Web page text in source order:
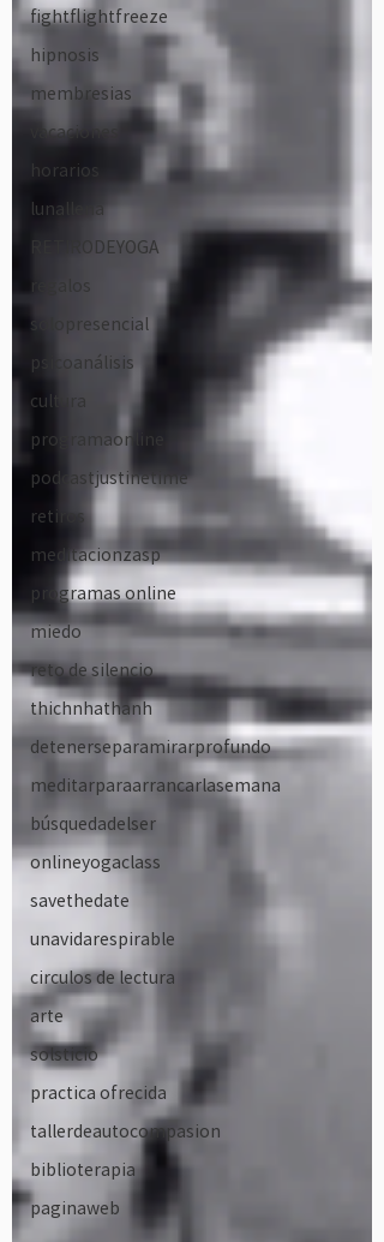
fightflightfreeze
hipnosis
membresias
vacaciones
horarios
lunallena
RETIRODEYOGA
regalos
solopresencial
psicoanálisis
cultura
programaonline
podcastjustinetime
retiros
meditacionzasp
programas online
miedo
reto de silencio
thichnhathanh
detenerseparamirarprofundo
meditarparaarrancarlasemana
búsquedadelser
onlineyogaclass
savethedate
unavidarespirable
circulos de lectura
arte
solsticio
practica ofrecida
tallerdeautocompasion
biblioterapia
paginaweb